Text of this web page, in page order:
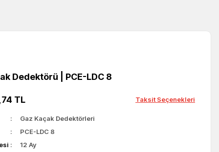
Dedektörü | PCE-LDC 8
TL Taksit Seçenekleri
Gaz Kaçak Dedektörleri
PCE-LDC 8
12 Ay